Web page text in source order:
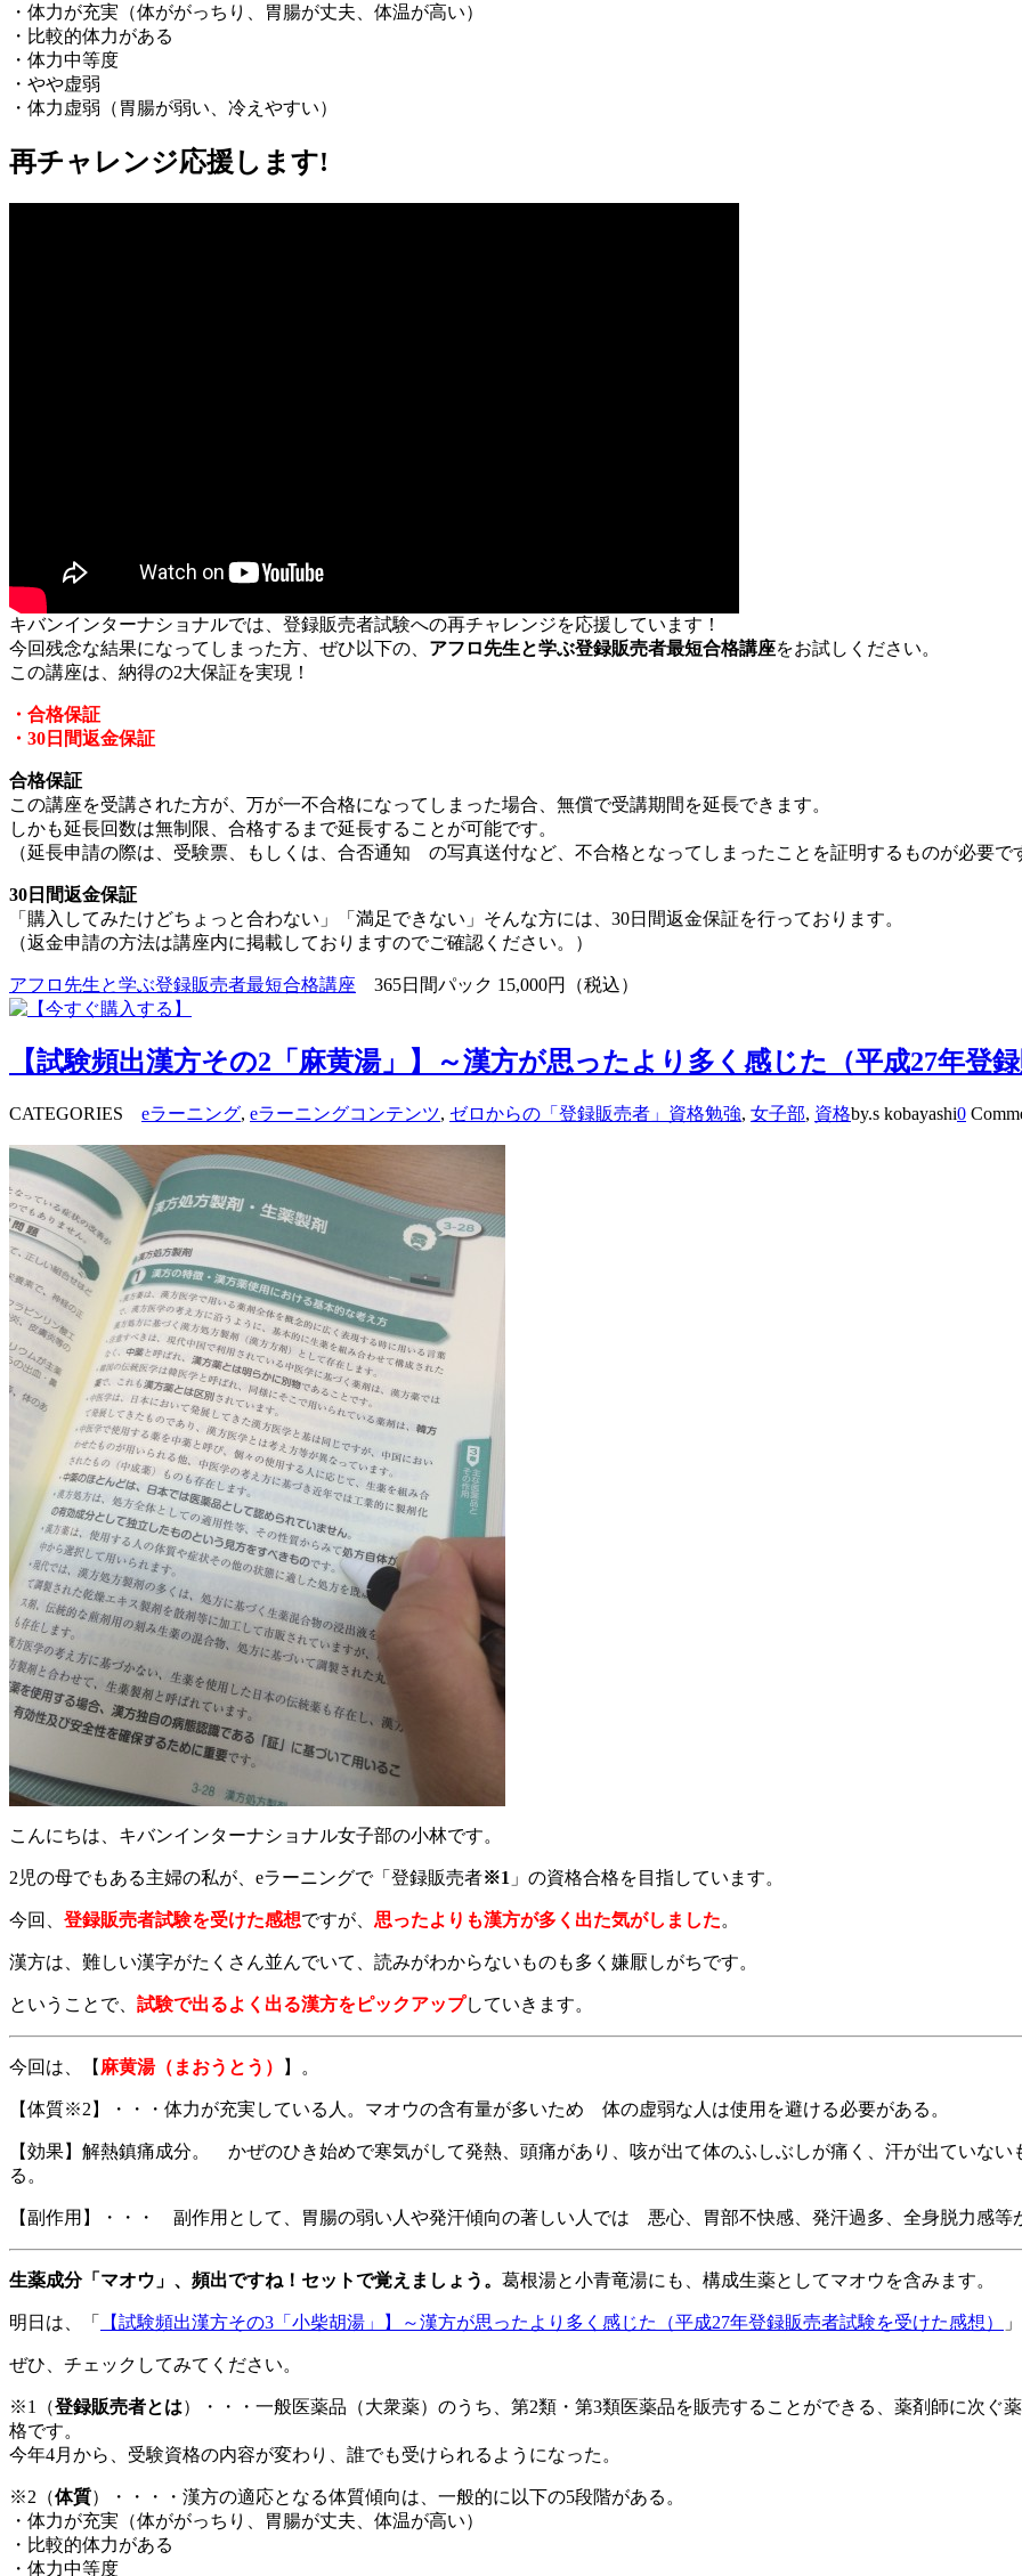
・体力が充実（体ががっちり、胃腸が丈夫、体温が高い）
・比較的体力がある
・体力中等度
・やや虚弱
・体力虚弱（胃腸が弱い、冷えやすい）
再チャレンジ応援します!
キバンインターナショナルでは、登録販売者試験への再チャレンジを応援しています！
今回残念な結果になってしまった方、ぜひ以下の、 アフロ先生と学ぶ登録販売者最短合格講座をお試しください。
この講座は、納得の2大保証を実現！
・合格保証
・30日間返金保証
合格保証
この講座を受講された方が、万が一不合格になってしまった場合、無償で受講期間を延長できます。
しかも延長回数は無制限、合格するまで延長することが可能です。
（延長申請の際は、受験票、もしくは、合否通知 の写真送付など、不合格となってしまったことを証明するものが必要で
30日間返金保証
「購入してみたけどちょっと合わない」「満足できない」そんな方には、30日間返金保証を行っております。
（返金申請の方法は講座内に掲載しておりますのでご確認ください。）
アフロ先生と学ぶ登録販売者最短合格講座 365日間パック 15,000円（税込）
【試験頻出漢方その2「麻黄湯」】～漢方が思ったより多く感じた（平成27年登
CATEGORIES eラーニング, eラーニングコンテンツ, ゼロからの「登録販売者」資格勉強, 女子部, 資格by.s kobayashi0
こんにちは、キバンインターナショナル女子部の小林です。
2児の母でもある主婦の私が、eラーニングで「登録販売者※1 」の資格合格を目指しています。
今回、 登録販売者試験を受けた感想ですが、 思ったよりも漢方が多く出た気がしました。
漢方は、難しい漢字がたくさん並んでいて、読みがわからないものも多く嫌厭しがちです。
ということで、 試験で出るよく出る漢方をピックアップしていきます。
今回は、【 麻黄湯（まおうとう） 】。
【体質※2】・・・体力が充実している人。マオウの含有量が多いため 体の虚弱な人は使用を避ける必要がある。
【効果】解熱鎮痛成分。 かぜのひき始めで寒気がして発熱、頭痛があり、咳が出て体のふしぶしが痛く、汗が出ていな
る。
【副作用】・・・ 副作用として、胃腸の弱い人や発汗傾向の著しい人では 悪心、胃部不快感、発汗過多、全身脱力感等
生薬成分「マオウ」、頻出ですね！セットで覚えましょう。 葛根湯と小青竜湯にも、構成生薬としてマオウを含みます。
明日は、「 【試験頻出漢方その3「小柴胡湯」】～漢方が思ったより多く感じた（平成27年登録販売者試験を受けた感想）
ぜひ、チェックしてみてください。
※1（登録販売者とは）・・・一般医薬品（大衆薬）のうち、第2類・第3類医薬品を販売することができる、薬剤師に次ぐ
格です。
今年4月から、受験資格の内容が変わり、誰でも受けられるようになった。
※2（体質）・・・・漢方の適応となる体質傾向は、一般的に以下の5段階がある。
・体力が充実（体ががっちり、胃腸が丈夫、体温が高い）
・比較的体力がある
・体力中等度